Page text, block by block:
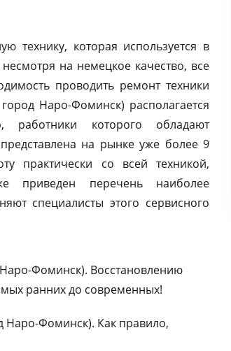
технику, которая используется в
на немецкое качество, все
проводить ремонт техники
Наро-Фоминск) располагается
работники которого обладают
на рынке уже более 9
практически со всей техникой,
приведен перечень наиболее
специалисты этого сервисного
Фоминск). Восстановлению
ранних до современных!
Наро-Фоминск). Как правило,